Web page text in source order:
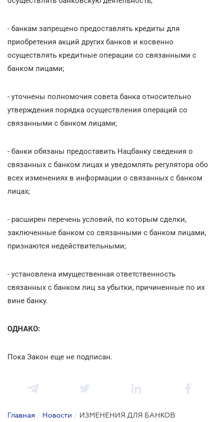
- банкам запрещено предоставлять кредиты для
приобретения акций других банков и косвенно
осуществлять кредитные операции со связанными с
банком лицами;
- уточнены полномочия совета банка относительно
утверждения порядка осуществления операций со
связанными с банком лицами;
- банки обязаны предоставить Нацбанку сведения о
связанных с банком лицах и уведомлять регулятора обо
всех изменениях в информации о связанных с банком
лицах;
- расширен перечень условий, по которым сделки,
заключенные банком со связанными с банком лицами,
признаются недействительными;
- установлена имущественная ответственность
связанных с банком лиц за убытки, причиненные по их
вине банку.
ОДНАКО:
Пока Закон еще не подписан.
Главная / Новости / ИЗМЕНЕНИЯ ДЛЯ БАНКОВ